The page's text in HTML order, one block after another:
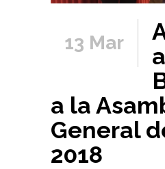
13 Mar
a la
General
2018